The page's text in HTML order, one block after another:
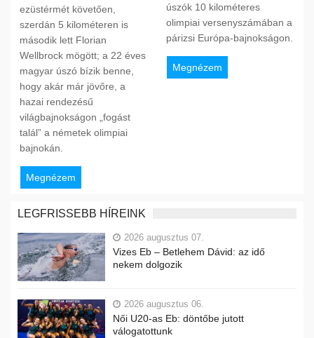
ezüstérmét követően,
szerdán 5 kilométeren is
második lett Florian
Wellbrock mögött; a 22 éves
magyar úszó bízik benne,
hogy akár már jövőre, a
hazai rendezésű
világbajnokságon „fogást
talál” a németek olimpiai
bajnokán.
Megnézem
úszók 10 kilométeres
olimpiai versenyszámában a
párizsi Európa-bajnokságon.
Megnézem
LEGFRISSEBB HÍREINK
2026 augusztus 07.
Vizes Eb – Betlehem Dávid: az idő
nekem dolgozik
2026 augusztus 06.
Női U20-as Eb: döntőbe jutott
válogatottunk